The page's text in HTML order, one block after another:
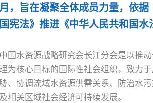
月，旨在凝聚全体成员力量，依据
国宪法》推进《中华人民共和国水
中国水资源战略研究会长江分会是以推
理为核心目标的国际性社会组织，致力
胁、协调流域水资源供需关系、防治水
及相关区域社会经济可持续发展。